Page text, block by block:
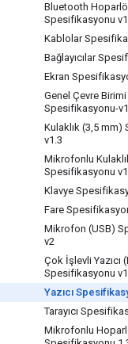
Bluetooth
Spesifikasyonu v1
Kablolar
Bağlayıcılar
Ekran
Genel Çevre Birimi
Spesifikasyonu-v1
Kulaklık (3,5 mm)
v1 .3
Mikrofonlu
Spesifikasyonu v1
Klavye
Fare
Mikrofon (USB)
v2
Çok İşlevli Yazıcı
Spesifikasyonu v1
Yazıcı
Tarayıcı
Mikrofonlu